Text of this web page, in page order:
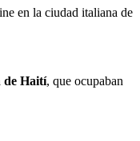
en la ciudad italiana de
de Haití, que ocupaban